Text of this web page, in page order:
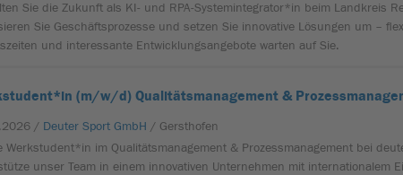
Sie die Zukunft als KI- und RPA-Systemintegrator*in beim Landkreis
Sie Geschäftsprozesse und setzen Sie innovative Lösungen um –
und interessante Entwicklungsangebote warten auf Sie.
(m/w/d) Qualitätsmanagement &
/ Deuter Sport GmbH / Gersthofen
Werkstudent*in im Qualitätsmanagement & Prozessmanagement bei
unser Team in einem innovativen Unternehmen mit internationalem